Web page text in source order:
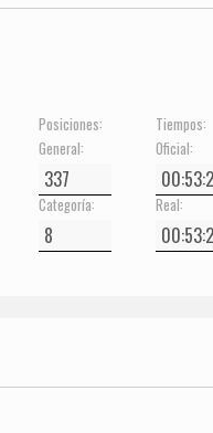
Posiciones:
General:
Categoría:
Tiempos:
Oficial:
Real: